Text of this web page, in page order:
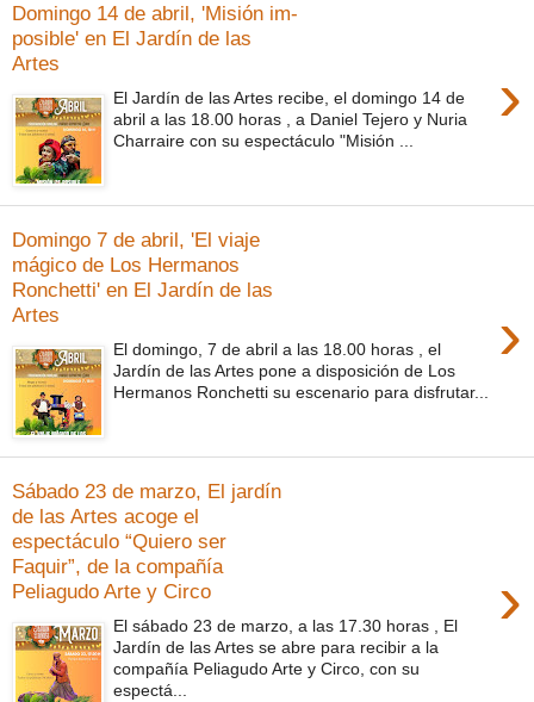
Domingo 14 de abril, 'Misión im-
posible' en El Jardín de las
Artes
›
El Jardín de las Artes recibe, el domingo 14 de
abril a las 18.00 horas , a Daniel Tejero y Nuria
Charraire con su espectáculo "Misión ...
Domingo 7 de abril, 'El viaje
mágico de Los Hermanos
Ronchetti' en El Jardín de las
Artes
›
El domingo, 7 de abril a las 18.00 horas , el
Jardín de las Artes pone a disposición de Los
Hermanos Ronchetti su escenario para disfrutar...
Sábado 23 de marzo, El jardín
de las Artes acoge el
espectáculo “Quiero ser
Faquir”, de la compañía
Peliagudo Arte y Circo
›
El sábado 23 de marzo, a las 17.30 horas , El
Jardín de las Artes se abre para recibir a la
compañía Peliagudo Arte y Circo, con su
espectá...